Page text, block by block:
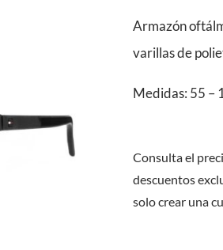
Armazón
varillas de
Medidas: 55 –
Consulta el
descuentos
solo crear una